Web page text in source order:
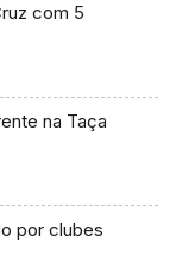
com 5
na Taça
por clubes